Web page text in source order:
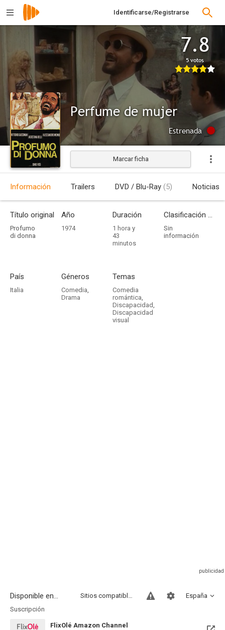
Identificarse/Registrarse
7.8
5 votos
Perfume de mujer
Estrenada
Marcar ficha
Información Trailers DVD / Blu-Ray (5) Noticias
Título original
Profumo
di donna
Año
1974
Duración
1 hora y
43
minutos
Clasificación por edades
Sin
información
País
Italia
Géneros
Comedia,
Drama
Temas
Comedia
romántica,
Discapacidad,
Discapacidad
visual
Disponible en... España
Sitios compatibles
Suscripción
FlixOlé Amazon Channel